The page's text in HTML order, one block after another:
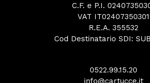
C.F. e P.I.
VAT IT02407350301
R.E.A. 355532
Cod Destinatario SDI:
0522.99.15.20